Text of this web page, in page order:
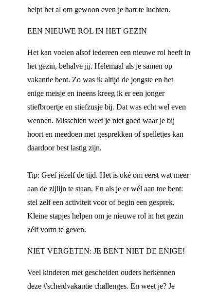
helpt het al om gewoon even je hart te luchten.
EEN NIEUWE ROL IN HET GEZIN
Het kan voelen alsof iedereen een nieuwe rol heeft in
het gezin, behalve jij. Helemaal als je samen op
vakantie bent. Zo was ik altijd de jongste en het
enige meisje en ineens kreeg ik er een jonger
stiefbroertje en stiefzusje bij. Dat was echt wel even
wennen. Misschien weet je niet goed waar je bij
hoort en meedoen met gesprekken of spelletjes kan
daardoor best lastig zijn.
Tip: Geef jezelf de tijd. Het is oké om eerst wat meer
aan de zijlijn te staan. En als je er wél aan toe bent:
stel zelf een activiteit voor of begin een gesprek.
Kleine stapjes helpen om je nieuwe rol in het gezin
zélf vorm te geven.
NIET VERGETEN: JE BENT NIET DE ENIGE!
Veel kinderen met gescheiden ouders herkennen
deze #scheidvakantie challenges. En weet je? Je